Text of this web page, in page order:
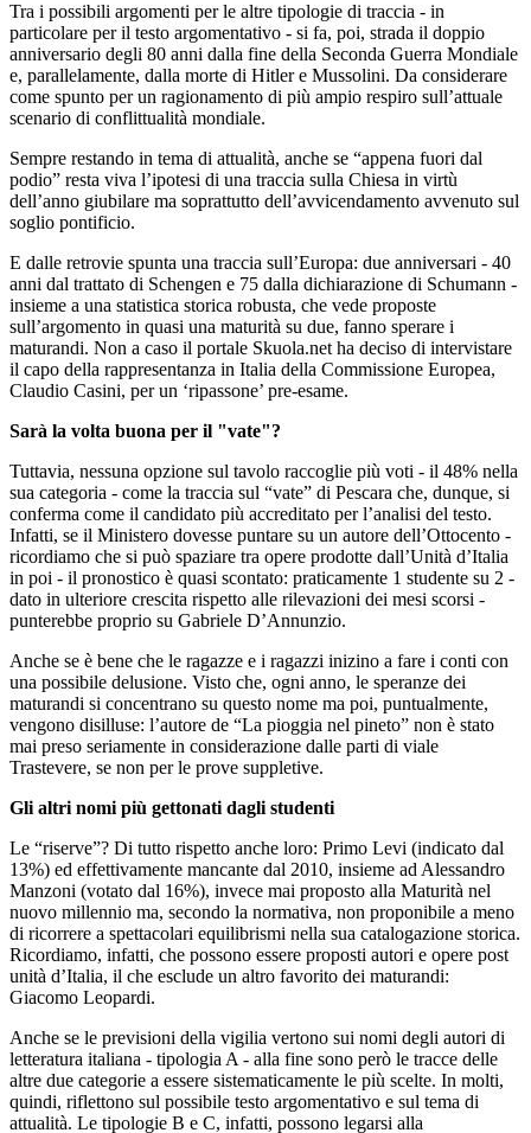
Tra i possibili argomenti per le altre tipologie di traccia - in
particolare per il testo argomentativo - si fa, poi, strada il doppio
anniversario degli 80 anni dalla fine della Seconda Guerra Mondiale
e, parallelamente, dalla morte di Hitler e Mussolini. Da considerare
come spunto per un ragionamento di più ampio respiro sull’attuale
scenario di conflittualità mondiale.
Sempre restando in tema di attualità, anche se “appena fuori dal
podio” resta viva l’ipotesi di una traccia sulla Chiesa in virtù
dell’anno giubilare ma soprattutto dell’avvicendamento avvenuto sul
soglio pontificio.
E dalle retrovie spunta una traccia sull’Europa: due anniversari - 40
anni dal trattato di Schengen e 75 dalla dichiarazione di Schumann -
insieme a una statistica storica robusta, che vede proposte
sull’argomento in quasi una maturità su due, fanno sperare i
maturandi. Non a caso il portale Skuola.net ha deciso di intervistare
il capo della rappresentanza in Italia della Commissione Europea,
Claudio Casini, per un ‘ripassone’ pre-esame.
Sarà la volta buona per il "vate"?
Tuttavia, nessuna opzione sul tavolo raccoglie più voti - il 48% nella
sua categoria - come la traccia sul “vate” di Pescara che, dunque, si
conferma come il candidato più accreditato per l’analisi del testo.
Infatti, se il Ministero dovesse puntare su un autore dell’Ottocento -
ricordiamo che si può spaziare tra opere prodotte dall’Unità d’Italia
in poi - il pronostico è quasi scontato: praticamente 1 studente su 2 -
dato in ulteriore crescita rispetto alle rilevazioni dei mesi scorsi -
punterebbe proprio su Gabriele D’Annunzio.
Anche se è bene che le ragazze e i ragazzi inizino a fare i conti con
una possibile delusione. Visto che, ogni anno, le speranze dei
maturandi si concentrano su questo nome ma poi, puntualmente,
vengono disilluse: l’autore de “La pioggia nel pineto” non è stato
mai preso seriamente in considerazione dalle parti di viale
Trastevere, se non per le prove suppletive.
Gli altri nomi più gettonati dagli studenti
Le “riserve”? Di tutto rispetto anche loro: Primo Levi (indicato dal
13%) ed effettivamente mancante dal 2010, insieme ad Alessandro
Manzoni (votato dal 16%), invece mai proposto alla Maturità nel
nuovo millennio ma, secondo la normativa, non proponibile a meno
di ricorrere a spettacolari equilibrismi nella sua catalogazione storica.
Ricordiamo, infatti, che possono essere proposti autori e opere post
unità d’Italia, il che esclude un altro favorito dei maturandi:
Giacomo Leopardi.
Anche se le previsioni della vigilia vertono sui nomi degli autori di
letteratura italiana - tipologia A - alla fine sono però le tracce delle
altre due categorie a essere sistematicamente le più scelte. In molti,
quindi, riflettono sul possibile testo argomentativo e sul tema di
attualità. Le tipologie B e C, infatti, possono legarsi alla